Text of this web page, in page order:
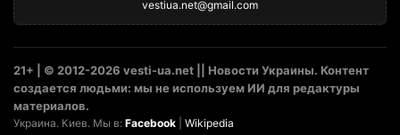
vestiua.net@gmail.com
21+ | © 2012-2026 vesti-ua.net || Новости Украины. Контент
создается людьми: мы не используем ИИ для редактуры
материалов.
Украина. Киев. Мы в: Facebook Wikipedia